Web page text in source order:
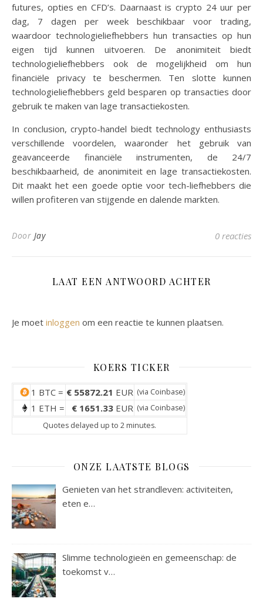
futures, opties en CFD’s. Daarnaast is crypto 24 uur per
dag, 7 dagen per week beschikbaar voor trading,
waardoor technologieliefhebbers hun transacties op hun
eigen tijd kunnen uitvoeren. De anonimiteit biedt
technologieliefhebbers ook de mogelijkheid om hun
financiële privacy te beschermen. Ten slotte kunnen
technologieliefhebbers geld besparen op transacties door
gebruik te maken van lage transactiekosten.
In conclusion, crypto-handel biedt technology enthusiasts
verschillende voordelen, waaronder het gebruik van
geavanceerde financiële instrumenten, de 24/7
beschikbaarheid, de anonimiteit en lage transactiekosten.
Dit maakt het een goede optie voor tech-liefhebbers die
willen profiteren van stijgende en dalende markten.
Door Jay 0 reacties
LAAT EEN ANTWOORD ACHTER
Je moet inloggen om een reactie te kunnen plaatsen.
KOERS TICKER
1 BTC = € 55872.21 EUR (via Coinbase)
1 ETH = € 1651.33 EUR (via Coinbase)
Quotes delayed up to 2 minutes.
ONZE LAATSTE BLOGS
Genieten van het strandleven: activiteiten,
eten e…
Slimme technologieën en gemeenschap: de
toekomst v…